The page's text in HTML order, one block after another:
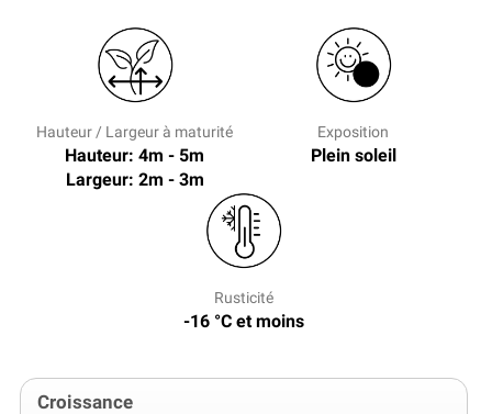
Hauteur / Largeur à maturité
Hauteur: 4m - 5m
Largeur: 2m - 3m
Exposition
Plein soleil
Rusticité
-16 °C et moins
Croissance